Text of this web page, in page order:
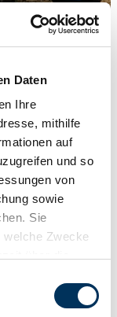
Daten
Ihre
mithilfe
auf
und so
von
sowie
Sie
welche Zwecke